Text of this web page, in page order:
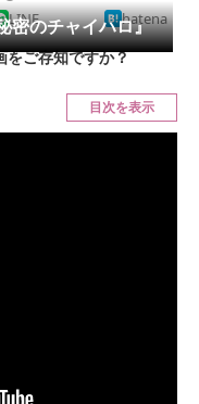
密のチャイハロ』
LINE hatena
をご存知ですか？
目次を表示